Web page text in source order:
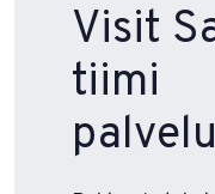
Visit
tiimi